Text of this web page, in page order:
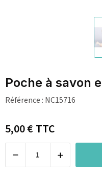
Poche à savon
Référence : NC15716
5,00 €TTC